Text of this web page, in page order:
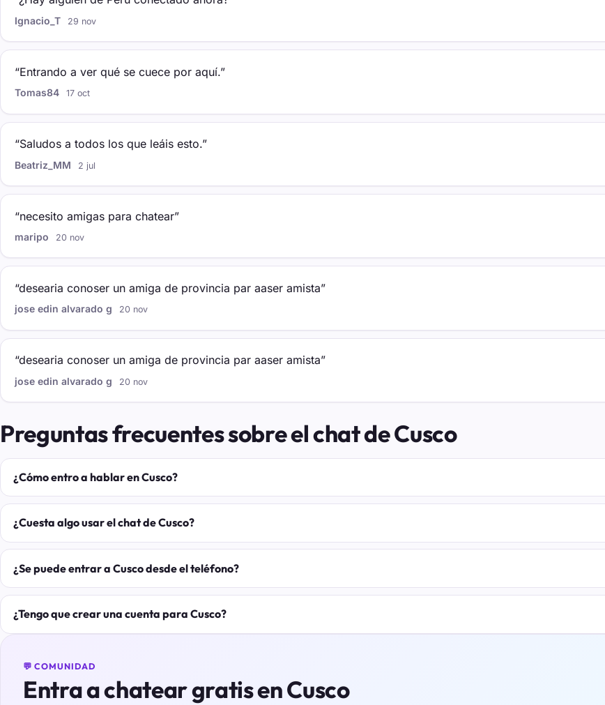
Ignacio_T 29 nov
“Entrando a ver qué se cuece por aquí.”
Tomas84 17 oct
“Saludos a todos los que leáis esto.”
Beatriz_MM 2 jul
“necesito amigas para chatear”
maripo 20 nov
“desearia conoser un amiga de provincia par aaser amista”
jose edin alvarado g 20 nov
“desearia conoser un amiga de provincia par aaser amista”
jose edin alvarado g 20 nov
Preguntas frecuentes sobre el chat de Cusco
¿Cómo entro a hablar en Cusco?
¿Cuesta algo usar el chat de Cusco?
¿Se puede entrar a Cusco desde el teléfono?
¿Tengo que crear una cuenta para Cusco?
💬 COMUNIDAD
Entra a chatear gratis en Cusco